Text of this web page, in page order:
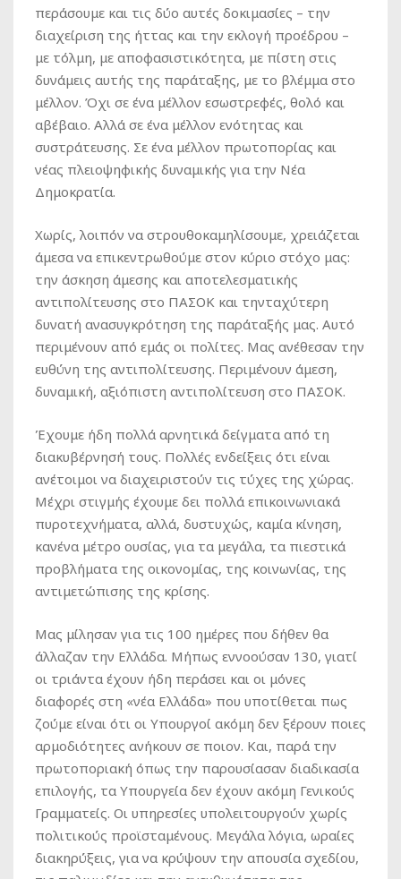
περάσουμε και τις δύο αυτές δοκιμασίες – την
διαχείριση της ήττας και την εκλογή προέδρου –
με τόλμη, με αποφασιστικότητα, με πίστη στις
δυνάμεις αυτής της παράταξης, με το βλέμμα στο
μέλλον. Όχι σε ένα μέλλον εσωστρεφές, θολό και
αβέβαιο. Αλλά σε ένα μέλλον ενότητας και
συστράτευσης. Σε ένα μέλλον πρωτοπορίας και
νέας πλειοψηφικής δυναμικής για την Νέα
Δημοκρατία.
Χωρίς, λοιπόν να στρουθοκαμηλίσουμε, χρειάζεται
άμεσα να επικεντρωθούμε στον κύριο στόχο μας:
την άσκηση άμεσης και αποτελεσματικής
αντιπολίτευσης στο ΠΑΣΟΚ και τηνταχύτερη
δυνατή ανασυγκρότηση της παράταξής μας. Αυτό
περιμένουν από εμάς οι πολίτες. Μας ανέθεσαν την
ευθύνη της αντιπολίτευσης. Περιμένουν άμεση,
δυναμική, αξιόπιστη αντιπολίτευση στο ΠΑΣΟΚ.
Έχουμε ήδη πολλά αρνητικά δείγματα από τη
διακυβέρνησή τους. Πολλές ενδείξεις ότι είναι
ανέτοιμοι να διαχειριστούν τις τύχες της χώρας.
Μέχρι στιγμής έχουμε δει πολλά επικοινωνιακά
πυροτεχνήματα, αλλά, δυστυχώς, καμία κίνηση,
κανένα μέτρο ουσίας, για τα μεγάλα, τα πιεστικά
προβλήματα της οικονομίας, της κοινωνίας, της
αντιμετώπισης της κρίσης.
Μας μίλησαν για τις 100 ημέρες που δήθεν θα
άλλαζαν την Ελλάδα. Μήπως εννοούσαν 130, γιατί
οι τριάντα έχουν ήδη περάσει και οι μόνες
διαφορές στη «νέα Ελλάδα» που υποτίθεται πως
ζούμε είναι ότι οι Υπουργοί ακόμη δεν ξέρουν ποιες
αρμοδιότητες ανήκουν σε ποιον. Και, παρά την
πρωτοποριακή όπως την παρουσίασαν διαδικασία
επιλογής, τα Υπουργεία δεν έχουν ακόμη Γενικούς
Γραμματείς. Οι υπηρεσίες υπολειτουργούν χωρίς
πολιτικούς προϊσταμένους. Μεγάλα λόγια, ωραίες
διακηρύξεις, για να κρύψουν την απουσία σχεδίου,